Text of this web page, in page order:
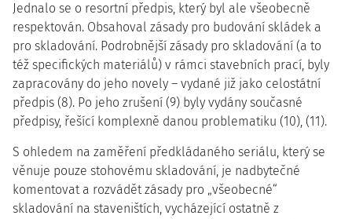
Jednalo se o resortní předpis, který byl ale všeobecně
respektován. Obsahoval zásady pro budování skládek a
pro skladování. Podrobnější zásady pro skladování (a to
též specifických materiálů) v rámci stavebních prací, byly
zapracovány do jeho novely – vydané již jako celostátní
předpis (8). Po jeho zrušení (9) byly vydány současné
předpisy, řešící komplexně danou problematiku (10), (11).
S ohledem na zaměření předkládaného seriálu, který se
věnuje pouze stohovému skladování, je nadbytečné
komentovat a rozvádět zásady pro „všeobecné“
skladování na staveništích, vycházející ostatně z